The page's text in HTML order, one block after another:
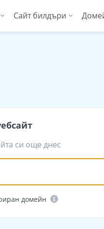
Сайт билдъри
си още днес
домейн